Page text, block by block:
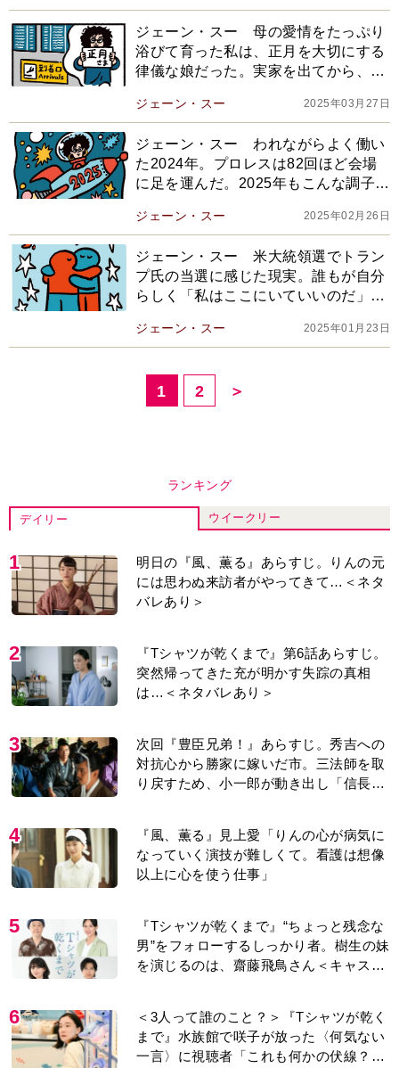
ジェーン・スー 母の愛情をたっぷり
浴びて育った私は、正月を大切にする
律儀な娘だった。実家を出てから、大
気がついて
ジェーン・スー 2025年03月27日
ジェーン・スー われながらよく働い
た2024年。プロレスは82回ほど会場
に足を運んだ。2025年もこんな調子で
ジェーン・スー 2025年02月26日
ジェーン・スー 米大統領選でトラン
プ氏の当選に感じた現実。誰もが自分
らしく「私はここにいていいのだ」と
これから先は…
ジェーン・スー 2025年01月23日
1 2 ＞
ランキング
デイリー ウイークリー
1
明日の『風、薫る』あらすじ。りんの元
には思わぬ来訪者がやってきて…＜ネタ
バレあり＞
2
『Tシャツが乾くまで』第6話あらすじ。
突然帰ってきた充が明かす失踪の真相
は…＜ネタバレあり＞
3
次回『豊臣兄弟！』あらすじ。秀吉への
対抗心から勝家に嫁いだ市。三法師を取
り戻すため、小一郎が動き出し「信長の
4
『風、薫る』見上愛「りんの心が病気に
なっていく演技が難しくて。看護は想像
以上に心を使う仕事」
5
『Tシャツが乾くまで』“ちょっと残念な
男”をフォローするしっかり者。樹生の妹
を演じるのは、齋藤飛鳥さん＜キャスト
6
＜3人って誰のこと？＞『Tシャツが乾く
まで』水族館で咲子が放った〈何気ない
一言〉に視聴者「これも何かの伏線？」